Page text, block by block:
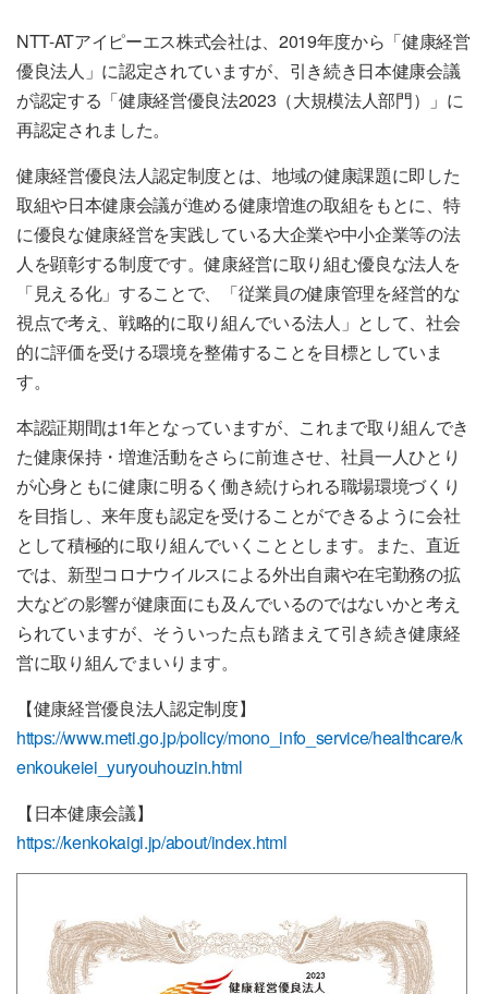
NTT-ATアイピーエス株式会社は、2019年度から「健康経営
優良法人」に認定されていますが、引き続き日本健康会議
が認定する「健康経営優良法2023（大規模法人部門）」に
再認定されました。
健康経営優良法人認定制度とは、地域の健康課題に即した
取組や日本健康会議が進める健康増進の取組をもとに、特
に優良な健康経営を実践している大企業や中小企業等の法
人を顕彰する制度です。健康経営に取り組む優良な法人を
「見える化」することで、「従業員の健康管理を経営的な
視点で考え、戦略的に取り組んでいる法人」として、社会
的に評価を受ける環境を整備することを目標としていま
す。
本認証期間は1年となっていますが、これまで取り組んでき
た健康保持・増進活動をさらに前進させ、社員一人ひとり
が心身ともに健康に明るく働き続けられる職場環境づくり
を目指し、来年度も認定を受けることができるように会社
として積極的に取り組んでいくこととします。また、直近
では、新型コロナウイルスによる外出自粛や在宅勤務の拡
大などの影響が健康面にも及んでいるのではないかと考え
られていますが、そういった点も踏まえて引き続き健康経
営に取り組んでまいります。
【健康経営優良法人認定制度】
https://www.meti.go.jp/policy/mono_info_service/healthcare/k
enkoukeiei_yuryouhouzin.html
【日本健康会議】
https://kenkokaigi.jp/about/index.html